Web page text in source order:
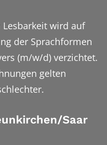
wird auf
der Sprachformen
(m/w/d) verzichtet.
gelten
Saar